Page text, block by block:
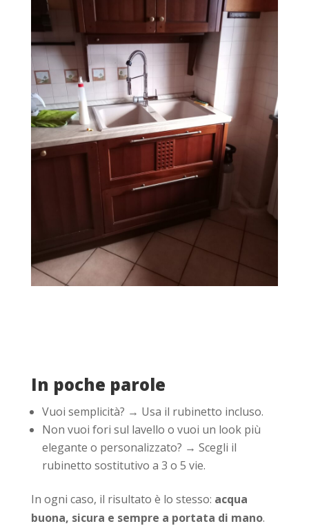
In poche parole
Vuoi semplicità? → Usa il rubinetto incluso.
Non vuoi fori sul lavello o vuoi un look più
elegante o personalizzato? → Scegli il
rubinetto sostitutivo a 3 o 5 vie.
In ogni caso, il risultato è lo stesso: acqua
buona, sicura e sempre a portata di mano.